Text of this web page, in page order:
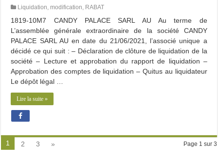
Liquidation, modification, RABAT
1819-10M7 CANDY PALACE SARL AU Au terme de
L’assemblée générale extraordinaire de la société CANDY
PALACE SARL AU en date du 21/06/2021, l’associé unique a
décidé ce qui suit : – Déclaration de clôture de liquidation de la
société – Lecture et approbation du rapport de liquidation –
Approbation des comptes de liquidation – Quitus au liquidateur
Le dépôt légal …
Lire la suite »
Page 1 sur 3
1 2 3 »